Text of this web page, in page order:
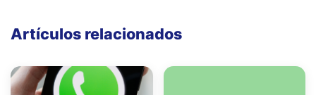
Artículos relacionados